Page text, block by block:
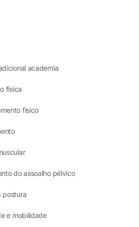
academia
físico
assoalho pélvico